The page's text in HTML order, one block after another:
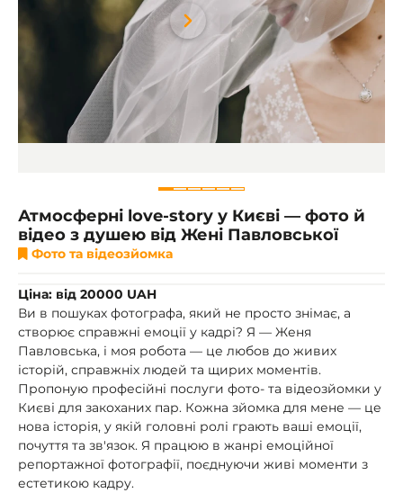
Item
6
Атмосферні love-story у Києві — фото й
відео з душею від Жені Павловської
Фото та відеозйомка
Ціна: від 20000 UAH
Ви в пошуках фотографа, який не просто знімає, а
створює справжні емоції у кадрі? Я — Женя
Павловська, і моя робота — це любов до живих
історій, справжніх людей та щирих моментів.
Пропоную професійні послуги фото- та відеозйомки у
Києві для закоханих пар. Кожна зйомка для мене — це
нова історія, у якій головні ролі грають ваші емоції,
почуття та зв'язок. Я працюю в жанрі емоційної
репортажної фотографії, поєднуючи живі моменти з
естетикою кадру.